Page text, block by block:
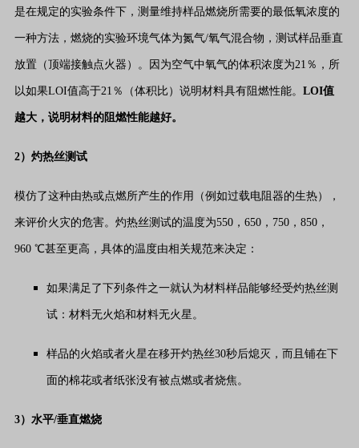
是在规定的实验条件下，测量维持样品燃烧所需要的最低氧浓度的
一种方法，燃烧的实验环境气体为氮气/氧气混合物，测试样品垂直
放置（顶端接触点火器）。因为空气中氧气的体积浓度为21％，所
以如果LOI值高于21％（体积比）说明材料具有阻燃性能。 LOI值
越大，说明材料的阻燃性能越好。
2）灼热丝测试
模仿了这种由热或点燃所产生的作用（例如过载电阻器的生热），
来评价火灾的危害。灼热丝测试的温度为550，650，750，850，
960 ℃甚至更高，具体的温度由相关规范来决定：
如果满足了下列条件之一就认为材料样品能够经受灼热丝测
试：材料无火焰和材料无火星。
样品的火焰或者火星在移开灼热丝30秒后熄灭，而且铺在下
面的棉花或者纸张没有被点燃或者烧焦。
3）水平/垂直燃烧